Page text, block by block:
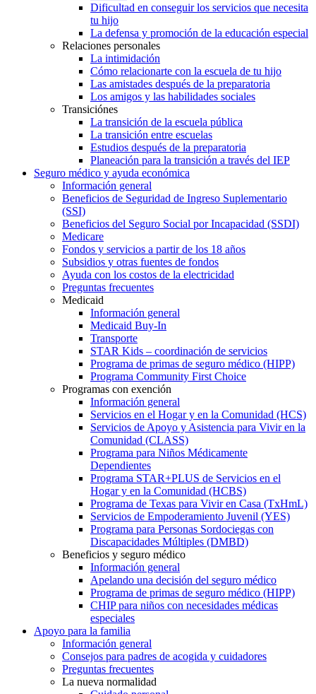
Dificultad en conseguir los servicios que necesita
tu hijo
La defensa y promoción de la educación especial
Relaciones personales
La intimidación
Cómo relacionarte con la escuela de tu hijo
Las amistades después de la preparatoria
Los amigos y las habilidades sociales
Transiciónes
La transición de la escuela pública
La transición entre escuelas
Estudios después de la preparatoria
Planeación para la transición a través del IEP
Seguro médico y ayuda económica
Información general
Beneficios de Seguridad de Ingreso Suplementario
(SSI)
Beneficios del Seguro Social por Incapacidad (SSDI)
Medicare
Fondos y servicios a partir de los 18 años
Subsidios y otras fuentes de fondos
Ayuda con los costos de la electricidad
Preguntas frecuentes
Medicaid
Información general
Medicaid Buy-In
Transporte
STAR Kids – coordinación de servicios
Programa de primas de seguro médico (HIPP)
Programa Community First Choice
Programas con exención
Información general
Servicios en el Hogar y en la Comunidad (HCS)
Servicios de Apoyo y Asistencia para Vivir en la
Comunidad (CLASS)
Programa para Niños Médicamente
Dependientes
Programa STAR+PLUS de Servicios en el
Hogar y en la Comunidad (HCBS)
Programa de Texas para Vivir en Casa (TxHmL)
Servicios de Empoderamiento Juvenil (YES)
Programa para Personas Sordociegas con
Discapacidades Múltiples (DMBD)
Beneficios y seguro médico
Información general
Apelando una decisión del seguro médico
Programa de primas de seguro médico (HIPP)
CHIP para niños con necesidades médicas
especiales
Apoyo para la familia
Información general
Consejos para padres de acogida y cuidadores
Preguntas frecuentes
La nueva normalidad